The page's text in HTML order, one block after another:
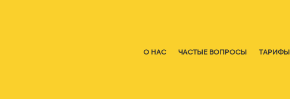
О НАС ЧАСТЫЕ ВОПРОСЫ ТАРИФЫ